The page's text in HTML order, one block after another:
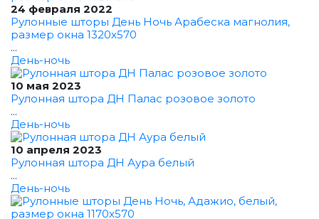
24 февраля 2022
Рулонные шторы День Ночь Арабеска магнолия,
размер окна 1320x570
...
День-ночь
10 мая 2023
Рулонная штора ДН Палас розовое золото
...
День-ночь
10 апреля 2023
Рулонная штора ДН Аура белый
...
День-ночь